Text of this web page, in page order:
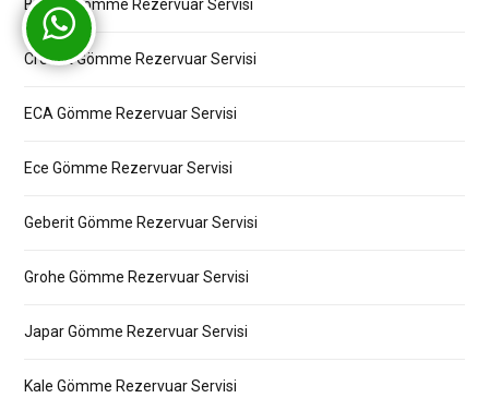
Bocchi Gömme Rezervuar Servisi
Creavit Gömme Rezervuar Servisi
ECA Gömme Rezervuar Servisi
Ece Gömme Rezervuar Servisi
Geberit Gömme Rezervuar Servisi
Grohe Gömme Rezervuar Servisi
Japar Gömme Rezervuar Servisi
Kale Gömme Rezervuar Servisi